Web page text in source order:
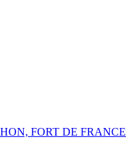
FORT DE FRANCE